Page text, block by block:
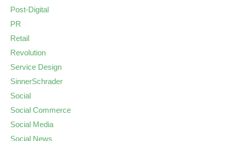
Post-Digital
PR
Retail
Revolution
Service Design
SinnerSchrader
Social
Social Commerce
Social Media
Social News